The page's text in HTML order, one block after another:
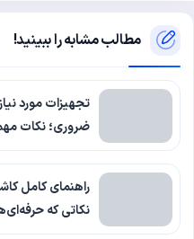
مطالب مشابه را ببینید!
تجهیزات مورد
ضروری؛ نکات
راهنمای کامل
نکاتی که